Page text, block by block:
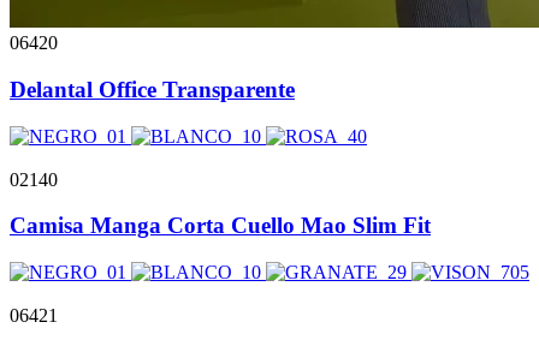
06420
Delantal Office Transparente
02140
Camisa Manga Corta Cuello Mao Slim Fit
06421